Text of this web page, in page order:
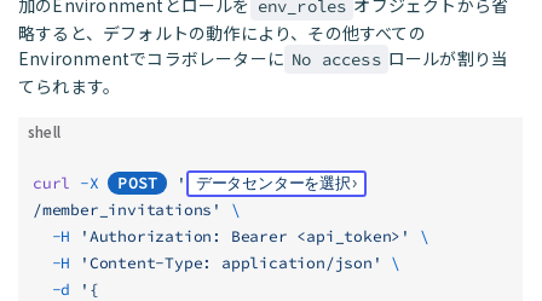
加のEnvironmentとロールを env_roles オブジェクトから省
略すると、デフォルトの動作により、その他すべての
Environmentでコラボレーターに No access ロールが割り当
てられます。
shell
curl -X POST '
データセンターを選択
/member_invitations'
\
  -H
'Authorization: Bearer <api_token>'
\
  -H
'Content-Type: application/json'
\
  -d
'{